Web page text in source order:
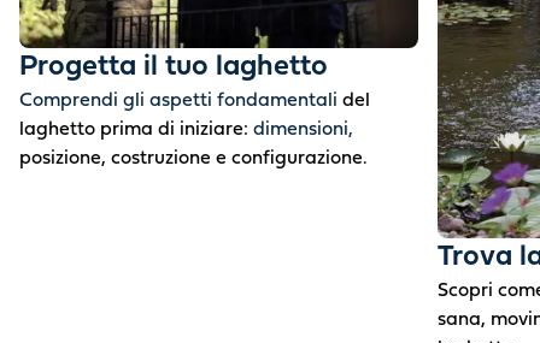
Progetta il tuo laghetto
Comprendi gli aspetti fondamentali del
laghetto prima di iniziare: dimensioni,
posizione, costruzione e configurazione.
Trova
Scopri
sana,